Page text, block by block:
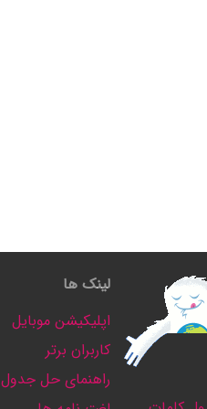
لینک ها
اپلیکیشن موبایل
کاربران برتر
راهنمای حل جدول